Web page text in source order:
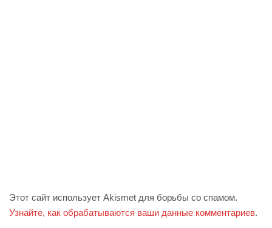
Этот сайт использует Akismet для борьбы со спамом.
Узнайте, как обрабатываются ваши данные комментариев.